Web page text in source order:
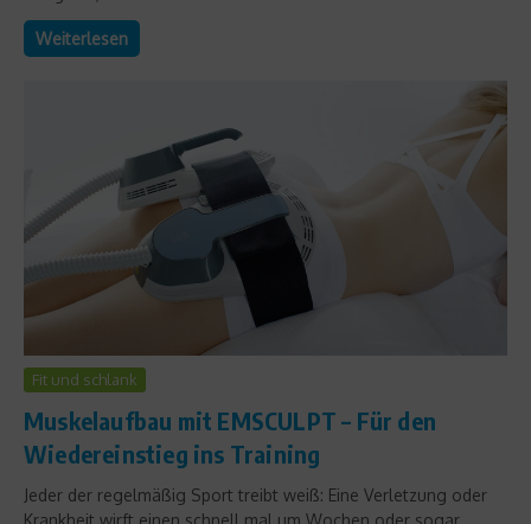
Weiterlesen
Fit und schlank
Muskelaufbau mit EMSCULPT – Für den
Wiedereinstieg ins Training
Jeder der regelmäßig Sport treibt weiß: Eine Verletzung oder
Krankheit wirft einen schnell mal um Wochen oder sogar